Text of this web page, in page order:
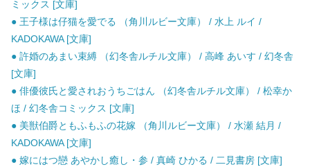
ミックス [文庫]
● 王子様は仔猫を愛でる （角川ルビー文庫） / 水上 ルイ /
KADOKAWA [文庫]
● 許婚のあまい束縛 （幻冬舎ルチル文庫） / 高峰 あいす / 幻冬舎
[文庫]
● 俳優彼氏と愛されおうちごはん （幻冬舎ルチル文庫） / 松幸か
ほ / 幻冬舎コミックス [文庫]
● 美獣伯爵ともふもふの花嫁 （角川ルビー文庫） / 水瀬 結月 /
KADOKAWA [文庫]
● 嫁にはつ戀 あやかし癒し・参 / 真崎 ひかる / 二見書房 [文庫]